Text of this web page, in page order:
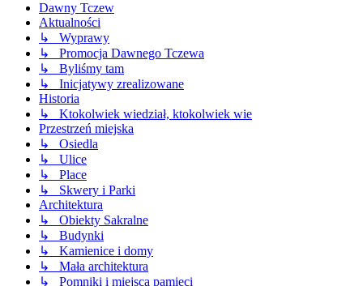
Dawny Tczew
Aktualności
↳ Wyprawy
↳ Promocja Dawnego Tczewa
↳ Byliśmy tam
↳ Inicjatywy zrealizowane
Historia
↳ Ktokolwiek wiedział, ktokolwiek wie
Przestrzeń miejska
↳ Osiedla
↳ Ulice
↳ Place
↳ Skwery i Parki
Architektura
↳ Obiekty Sakralne
↳ Budynki
↳ Kamienice i domy
↳ Mała architektura
↳ Pomniki i miejsca pamięci